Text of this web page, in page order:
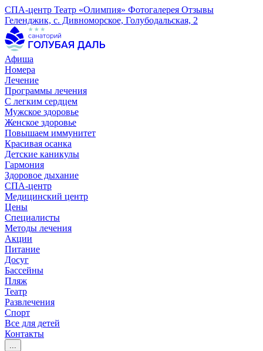
СПА-центр Театр «Олимпия» Фотогалерея Отзывы
Геленджик, с. Дивноморское, Голубодальская, 2
Афиша
Номера
Лечение
Программы лечения
С легким сердцем
Мужское здоровье
Женское здоровье
Повышаем иммунитет
Красивая осанка
Детские каникулы
Гармония
Здоровое дыхание
СПА-центр
Медицинский центр
Цены
Специалисты
Методы лечения
Акции
Питание
Досуг
Бассейны
Пляж
Театр
Развлечения
Спорт
Все для детей
Контакты
...